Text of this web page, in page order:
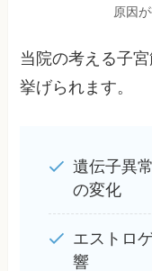
原因
当院の考える子
挙げられます。
遺伝子異
の変化
エストロ
響